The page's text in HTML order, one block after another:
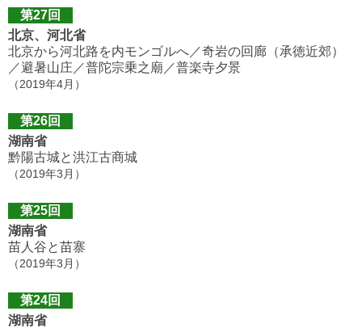
第27回
北京、河北省
北京から河北路を内モンゴルへ／奇岩の回廊（承徳近郊）
／避暑山庄／普陀宗乗之廟／普楽寺夕景
（2019年4月）
第26回
湖南省
黔陽古城と洪江古商城
（2019年3月）
第25回
湖南省
苗人谷と苗寨
（2019年3月）
第24回
湖南省